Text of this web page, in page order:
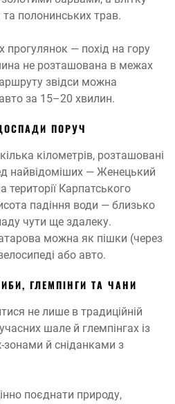
полонинських трав.
прогулянок — похід на гору
не розташована в межах
звідси можна
за 15–20 хвилин.
ПОРУЧ
кілометрів, розташовані
найвідоміших — Женецький
Карпатського
падіння води — близько
чути ще здалеку.
можна як пішки (через
або авто.
ГЛЕМПІНГИ ТА ЧАНИ
не лише в традиційній
шале й глемпінгах із
зонами й сніданками з
поєднати природу,